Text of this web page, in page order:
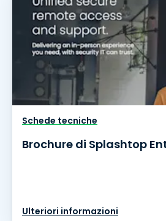
Schede tecniche
Brochure di Splashtop
Ulteriori informazioni